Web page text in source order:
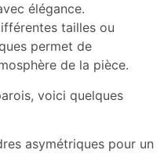
élégance.
tailles ou
permet de
de la pièce.
voici quelques
asymétriques pour un